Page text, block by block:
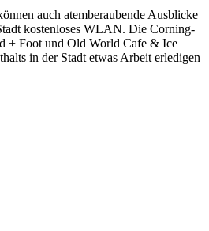
auch atemberaubende Ausblicke
kostenloses WLAN. Die Corning-
+ Foot und Old World Cafe & Ice
in der Stadt etwas Arbeit erledigen